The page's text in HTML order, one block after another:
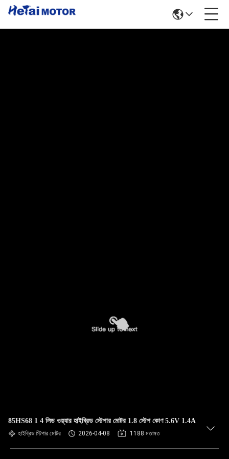
85HS68 1 4 লিড ওয়্যার হাইব্রিড স্টেপার মোটর 1.8 স্টেপ কোণ 5.6V 1.4A
হাইব্রিড স্টিপার মোটর 2026-04-08 1188 মতামত